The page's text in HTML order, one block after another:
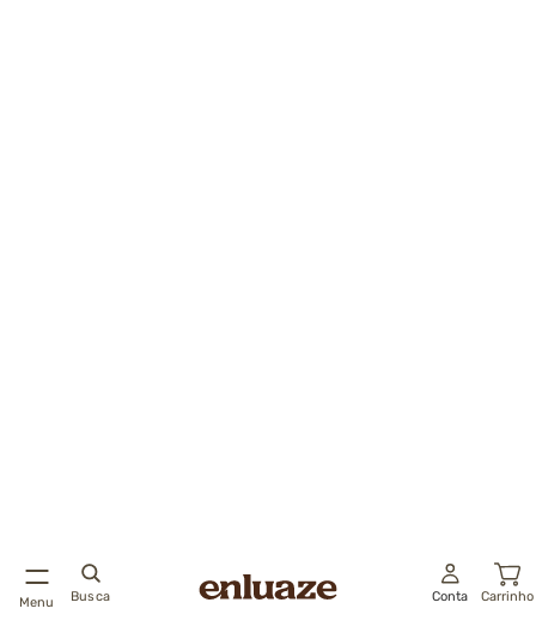
Menu Busca Conta Carrinho